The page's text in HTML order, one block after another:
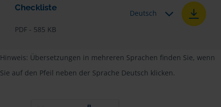
Checkliste
PDF - 585 KB
Deutsch
Hinweis: Übersetzungen in mehreren Sprachen finden Sie, wenn
Sie auf den Pfeil neben der Sprache Deutsch klicken.